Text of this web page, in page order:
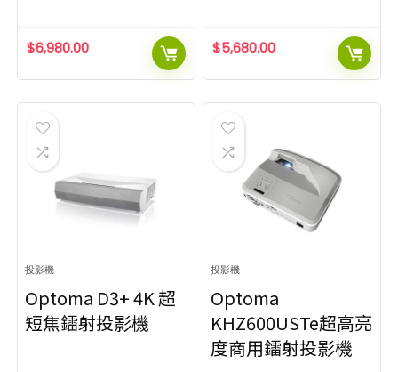
$6,980.00 $5,680.00
投影機
Optoma D3+ 4K 超
短焦鐳射投影機
投影機
Optoma
KHZ600USTe超高亮
度商用鐳射投影機